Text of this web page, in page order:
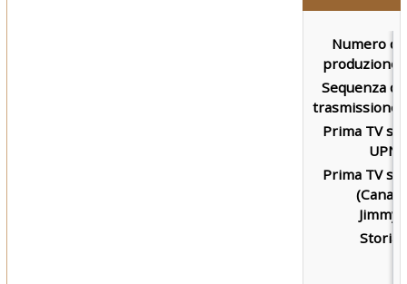
Numero di
produzione:
Sequenza di
trasmissione:
Prima TV su
UPN:
Prima TV su
(Canal)
Jimmy:
Storia: